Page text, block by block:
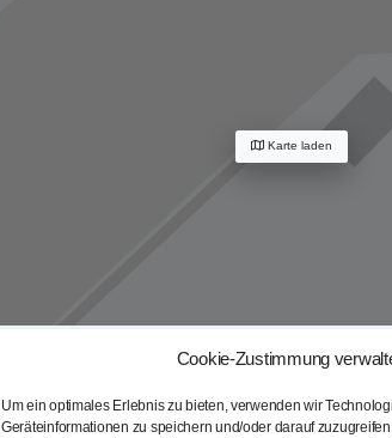
Cookie-Zustimmung
Um ein optimales Erlebnis zu bieten, verwenden wir
Geräteinformationen zu speichern und/oder darauf
Karte laden